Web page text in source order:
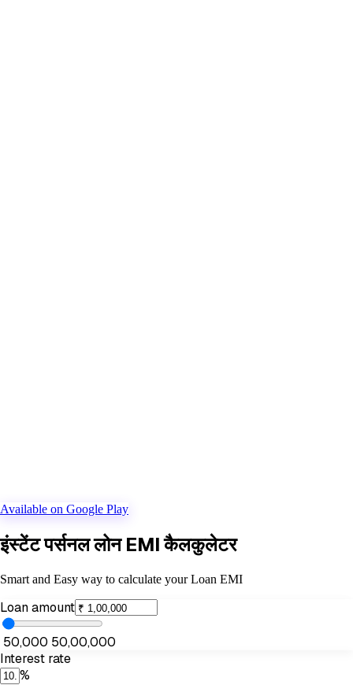
Available on Google Play
इंस्टेंट पर्सनल लोन EMI कैलकुलेटर
Smart and Easy way to calculate your Loan EMI
Loan amount
₹ 50,000 ₹ 50,00,000
Interest rate
%